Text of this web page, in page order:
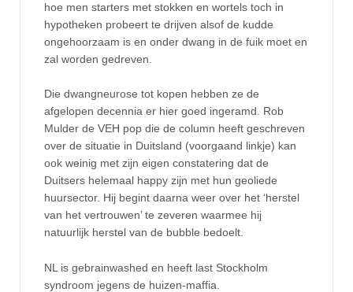
hoe men starters met stokken en wortels toch in
hypotheken probeert te drijven alsof de kudde
ongehoorzaam is en onder dwang in de fuik moet en
zal worden gedreven.
Die dwangneurose tot kopen hebben ze de
afgelopen decennia er hier goed ingeramd. Rob
Mulder de VEH pop die de column heeft geschreven
over de situatie in Duitsland (voorgaand linkje) kan
ook weinig met zijn eigen constatering dat de
Duitsers helemaal happy zijn met hun geoliede
huursector. Hij begint daarna weer over het ‘herstel
van het vertrouwen’ te zeveren waarmee hij
natuurlijk herstel van de bubble bedoelt.
NL is gebrainwashed en heeft last Stockholm
syndroom jegens de huizen-maffia.